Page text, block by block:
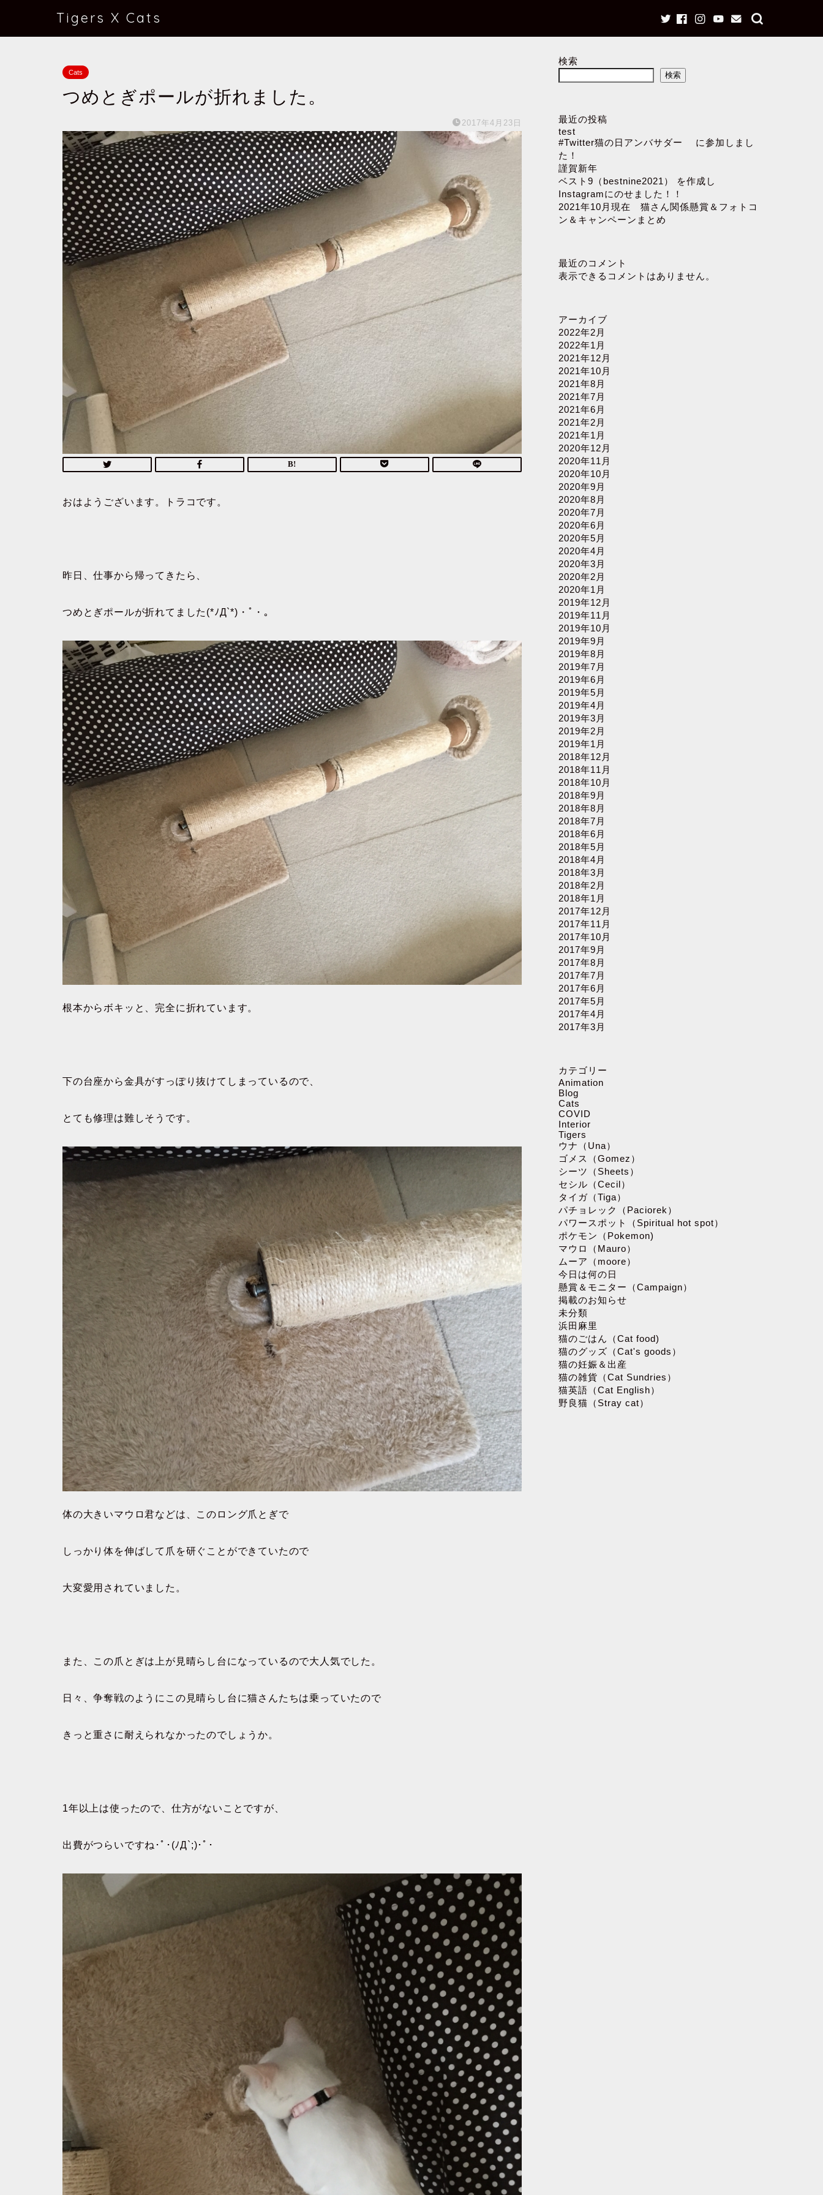
Tigers X Cats
Cats
つめとぎポールが折れました。
2017年4月23日
おはようございます。トラコです。
昨日、仕事から帰ってきたら、
つめとぎポールが折れてました(*ﾉД`*)・ﾟ・｡
根本からボキッと、完全に折れています。
下の台座から金具がすっぽり抜けてしまっているので、
とても修理は難しそうです。
体の大きいマウロ君などは、このロング爪とぎで
しっかり体を伸ばして爪を研ぐことができていたので
大変愛用されていました。
また、この爪とぎは上が見晴らし台になっているので大人気でした。
日々、争奪戦のようにこの見晴らし台に猫さんたちは乗っていたので
きっと重さに耐えられなかったのでしょうか。
1年以上は使ったので、仕方がないことですが、
出費がつらいですね･ﾟ･(ﾉД`;)･ﾟ･
検索
検索
最近の投稿
test
#Twitter猫の日アンバサダー に参加しまし
た！
謹賀新年
ベスト9（bestnine2021） を作成し
Instagramにのせました！！
2021年10月現在 猫さん関係懸賞＆フォトコ
ン＆キャンペーンまとめ
最近のコメント
表示できるコメントはありません。
アーカイブ
2022年2月
2022年1月
2021年12月
2021年10月
2021年8月
2021年7月
2021年6月
2021年2月
2021年1月
2020年12月
2020年11月
2020年10月
2020年9月
2020年8月
2020年7月
2020年6月
2020年5月
2020年4月
2020年3月
2020年2月
2020年1月
2019年12月
2019年11月
2019年10月
2019年9月
2019年8月
2019年7月
2019年6月
2019年5月
2019年4月
2019年3月
2019年2月
2019年1月
2018年12月
2018年11月
2018年10月
2018年9月
2018年8月
2018年7月
2018年6月
2018年5月
2018年4月
2018年3月
2018年2月
2018年1月
2017年12月
2017年11月
2017年10月
2017年9月
2017年8月
2017年7月
2017年6月
2017年5月
2017年4月
2017年3月
カテゴリー
Animation
Blog
Cats
COVID
Interior
Tigers
ウナ（Una）
ゴメス（Gomez）
シーツ（Sheets）
セシル（Cecil）
タイガ（Tiga）
パチョレック（Paciorek）
パワースポット（Spiritual hot spot）
ポケモン（Pokemon)
マウロ（Mauro）
ムーア（moore）
今日は何の日
懸賞＆モニター（Campaign）
掲載のお知らせ
未分類
浜田麻里
猫のごはん（Cat food)
猫のグッズ（Cat's goods）
猫の妊娠＆出産
猫の雑貨（Cat Sundries）
猫英語（Cat English）
野良猫（Stray cat）